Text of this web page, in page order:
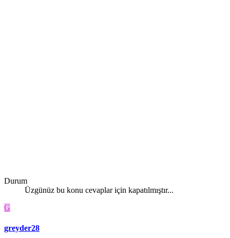
Durum
Üzgünüz bu konu cevaplar için kapatılmıştır...
G
greyder28